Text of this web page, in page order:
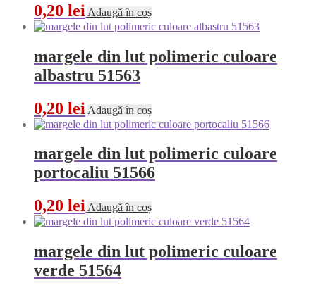
0,20 lei Adaugă în coș
margele din lut polimeric culoare
albastru 51563
0,20 lei Adaugă în coș
margele din lut polimeric culoare
portocaliu 51566
0,20 lei Adaugă în coș
margele din lut polimeric culoare
verde 51564